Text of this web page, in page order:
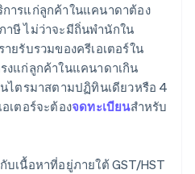
ารแก่ลูกค้าในแคนาดาต้อง
ษี ไม่ว่าจะมีถิ่นพำนักใน
ยรับรวมของครีเอเตอร์ใน
งแก่ลูกค้าในแคนาดาเกิน
ไตรมาสตามปฏิทินเดียวหรือ 4
เตอร์จะต้องจดทะเบียนสําหรับ
เนื้อหาที่อยู่ภายใต้ GST/HST